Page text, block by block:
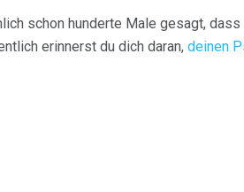
schon hunderte Male gesagt,
erinnerst du dich daran, deinen